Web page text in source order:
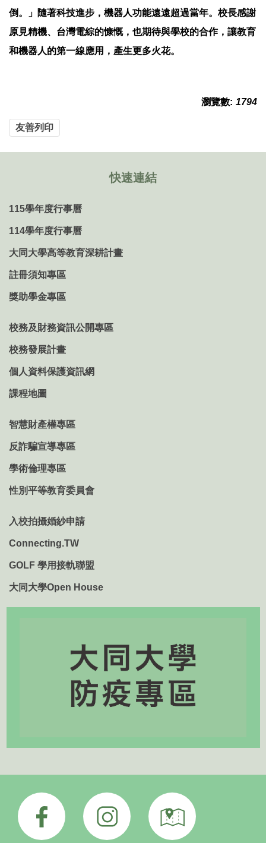
倒。」隨著科技進步，機器人功能遠遠超過當年。校長感謝
原見精機、台灣電綜的慷慨，也期待與學校的合作，讓教育
和機器人的第一線應用，產生更多火花。
瀏覽數: 1794
友善列印
快速連結
115學年度行事曆
114學年度行事曆
大同大學高等教育深耕計畫
註冊須知專區
獎助學金專區
校務及財務資訊公開專區
校務發展計畫
個人資料保護資訊網
課程地圖
智慧財產權專區
反詐騙宣導專區
學術倫理專區
性別平等教育委員會
入校拍攝婚紗申請
Connecting.TW
GOLF 學用接軌聯盟
大同大學Open House